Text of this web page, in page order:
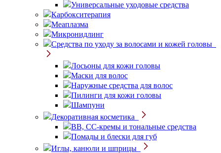
Универсальные уходовые средства
Карбокситерапия
Меаплазма
Микронидлинг
Средства по уходу за волосами и кожей головы
Лосьоны для кожи головы
Маски для волос
Наружные средства для волос
Пилинги для кожи головы
Шампуни
Декоративная косметика
BB, CC-кремы и тональные средства
Помады и блески для губ
Иглы, канюли и шприцы